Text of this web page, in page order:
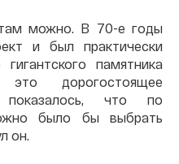
можно. В 70-е годы
и был практически
памятника
дорогостоящее
что по
было бы выбрать
он.